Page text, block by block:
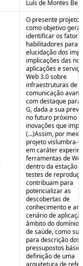
Luís de Montes
O presente projeto
como objetivo geral
identificar os
habilitadores para a
elucidação dos
implicações das
aplicações e
Web 3.0 sobre
infraestruturas de
comunicação
com destaque para
G, dada a sua
no futuro próximo
inovações que
(...)Assim, por meio
projeto vislumbra-
em caráter
ferramentas de
dentro da estação
testes de
contribuam para
potencializar as
descobertas de
conhecimento e
cenário de
âmbito do domínio
de saúde, como
para descrição dos
pressupostos
definição de uma
arquitetura de